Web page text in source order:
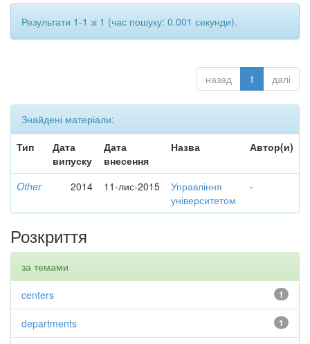
Результати 1-1 зі 1 (час пошуку: 0.001 секунди).
назад 1 далі
Знайдені матеріали:
Тип
Дата
випуску
Дата
внесення
Назва Автор(и)
Other 2014 11-лис-2015
Управління
університетом
-
Розкриття
за темами
1
centers
1
departments